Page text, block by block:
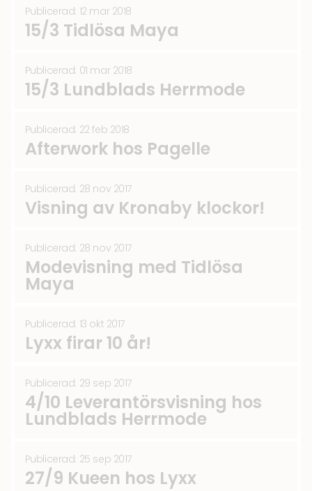
Publicerad: 12 mar 2018
15/3 Tidlösa Maya
Publicerad: 01 mar 2018
15/3 Lundblads Herrmode
Publicerad: 22 feb 2018
Afterwork hos Pagelle
Publicerad: 28 nov 2017
Visning av Kronaby klockor!
Publicerad: 28 nov 2017
Modevisning med Tidlösa
Maya
Publicerad: 13 okt 2017
Lyxx firar 10 år!
Publicerad: 29 sep 2017
4/10 Leverantörsvisning hos
Lundblads Herrmode
Publicerad: 25 sep 2017
27/9 Kueen hos Lyxx